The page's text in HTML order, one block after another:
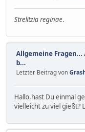
Strelitzia reginae.
Allgemeine Fragen...
b...
Letzter Beitrag von
Hallo,hast Du einmal
vielleicht zu viel gießt?